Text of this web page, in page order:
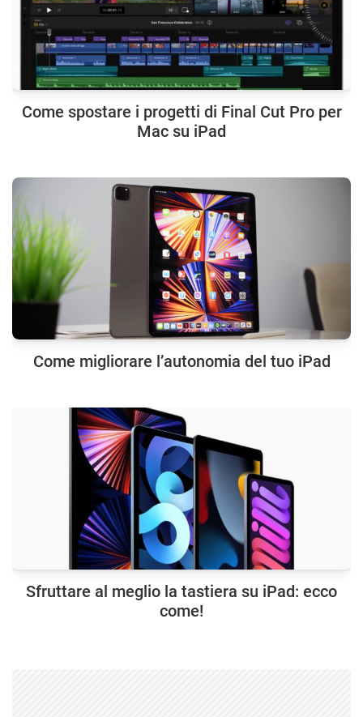
Come spostare i progetti di Final Cut Pro per
Mac su iPad
Come migliorare l’autonomia del tuo iPad
Sfruttare al meglio la tastiera su iPad: ecco
come!